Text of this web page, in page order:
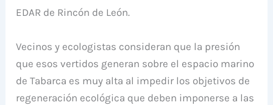
EDAR de Rincón de León.
Vecinos y ecologistas consideran que la presión
que esos vertidos generan sobre el espacio marino
de Tabarca es muy alta al impedir los objetivos de
regeneración ecológica que deben imponerse a las